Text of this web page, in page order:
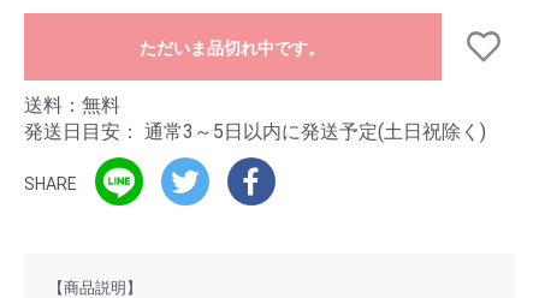
ただいま品切れ中です。
送料：無料
発送日目安： 通常3～5日以内に発送予定(土日祝除く)
SHARE
【商品説明】